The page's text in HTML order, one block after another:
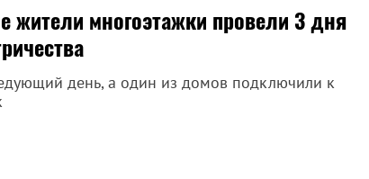
жители многоэтажки провели 3 дня
день, а один из домов подключили к